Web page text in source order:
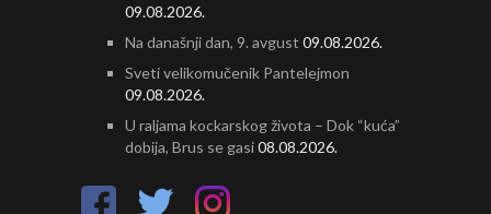
09.08.2026.
Na današnji dan, 9. avgust 09.08.2026.
Sveti velikomučenik Pantelejmon
09.08.2026.
U raljama kockarskog života – Dok “kuća”
dobija, Brus se gasi08.08.2026.